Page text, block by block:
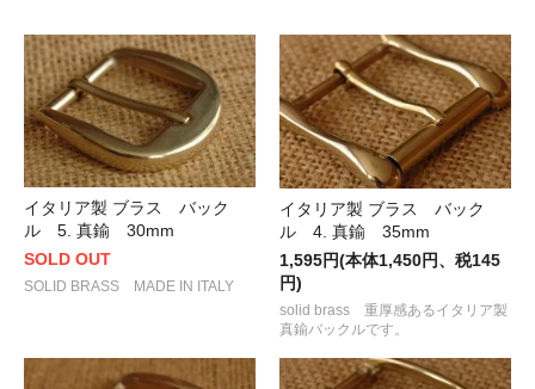
イタリア製 ブラス バック
ル 5. 真鍮 30mm
SOLD OUT
SOLID BRASS MADE IN ITALY
イタリア製 ブラス バック
ル 4. 真鍮 35mm
1,595円(本体1,450円、税145
円)
solid brass 重厚感あるイタリア製
真鍮バックルです。